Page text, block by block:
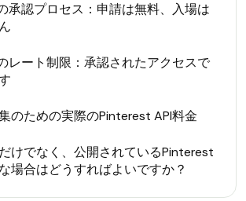
承認プロセス：申請は無料、入場は
レート制限：承認されたアクセスで
のための実際のPinterest API料金
けでなく、公開されているPinterest
場合はどうすればよいですか？